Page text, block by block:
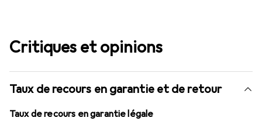
Critiques et opinions
Taux de recours en garantie et de retour
Taux de recours en garantie légale